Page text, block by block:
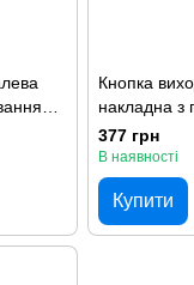
Кнопка
накладна з
SEVEN K-
377 грн
В наявності
Купити